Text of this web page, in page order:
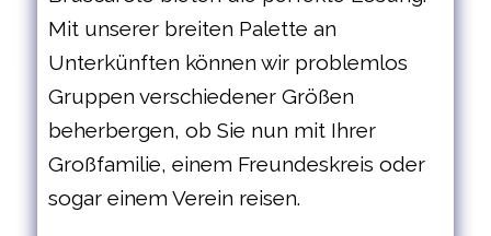
Mit unserer breiten Palette an
Unterkünften können wir problemlos
Gruppen verschiedener Größen
beherbergen, ob Sie nun mit Ihrer
Großfamilie, einem Freundeskreis oder
sogar einem Verein reisen.